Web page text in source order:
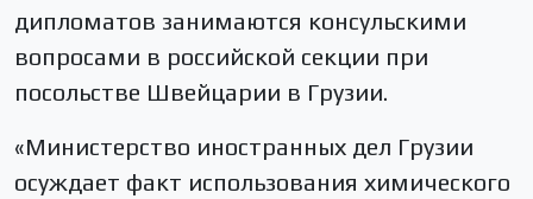
дипломатов занимаются консульскими
вопросами в российской секции при
посольстве Швейцарии в Грузии.
«Министерство иностранных дел Грузии
осуждает факт использования химического